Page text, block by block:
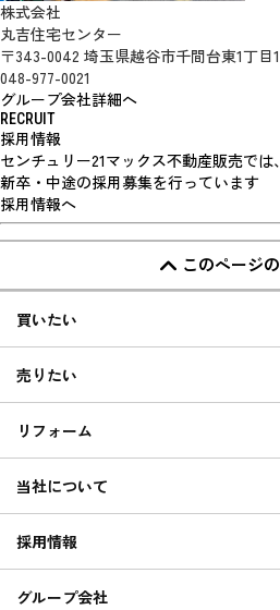
株式会社
丸吉住宅センター
〒343-0042 埼玉県越谷市千間台東1丁目
048-977-0021
グループ会社詳細へ
RECRUIT
採用情報
センチュリー21マックス不動産販売では、
新卒・中途の採用募集を行っています
採用情報へ
このページ
買いたい
売りたい
リフォーム
当社について
採用情報
グループ会社